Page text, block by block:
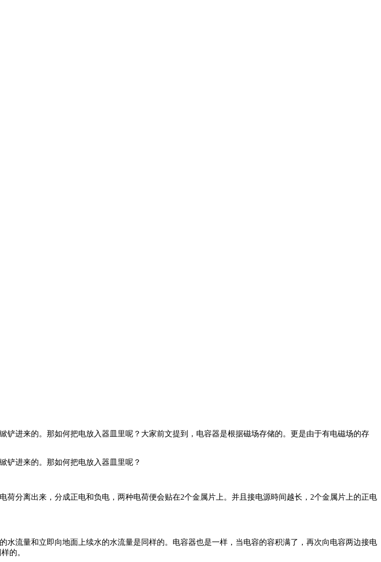
进来的。那如何把电放入器皿里呢？大家前文提到，电容器是根据磁场存储的。更是由于有电磁场的存
铲进来的。那如何把电放入器皿里呢？
分离出来，分成正电和负电，两种电荷便会贴在2个金属片上。并且接电源時间越长，2个金属片上的正电
流量和立即向地面上续水的水流量是同样的。电容器也是一样，当电容的容积满了，再次向电容两边接电
的。